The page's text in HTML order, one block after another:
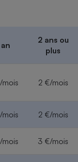
an
2 ans ou
plus
2 €/mois
2 €/mois
3 €/mois